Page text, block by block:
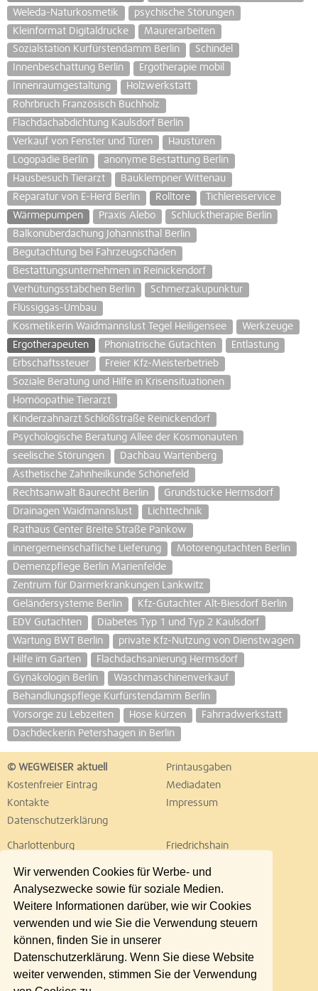
Wir verwenden Cookies für Werbe- und
Analysezwecke sowie für soziale Medien.
Weitere Informationen darüber, wie wir Cookies
verwenden und wie Sie die Verwendung steuern
können, finden Sie in unserer
Datenschutzerklärung. Wenn Sie diese Website
weiter verwenden, stimmen Sie der Verwendung
Weleda-Naturkosmetik
psychische Störungen
Kleinformat Digitaldrucke
Maurerarbeiten
Sozialstation Kurfürstendamm Berlin
Schindel
Innenbeschattung Berlin
Ergotherapie mobil
Innenraumgestaltung
Holzwerkstatt
Rohrbruch Französisch Buchholz
Flachdachabdichtung Kaulsdorf Berlin
Verkauf von Fenster und Türen
Haustüren
Logopädie Berlin
anonyme Bestattung Berlin
Hausbesuch Tierarzt
Bauklempner Wittenau
Reparatur von E-Herd Berlin
Rolltore
Tichlereiservice
Wärmepumpen
Praxis Alebo
Schlucktherapie Berlin
Balkonüberdachung Johannisthal Berlin
Begutachtung bei Fahrzeugschäden
Bestattungsunternehmen in Reinickendorf
Verhütungsstäbchen Berlin
Schmerzakupunktur
Flüssiggas-Umbau
Kosmetikerin Waidmannslust Tegel Heiligensee
Werkzeuge
Ergotherapeuten
Phoniatrische Gutachten
Entlastung
Erbschaftssteuer
Freier Kfz-Meisterbetrieb
Soziale Beratung und Hilfe in Krisensituationen
Homöopathie Tierarzt
Kinderzahnarzt Schloßstraße Reinickendorf
Psychologische Beratung Allee der Kosmonauten
seelische Störungen
Dachbau Wartenberg
Ästhetische Zahnheilkunde Schönefeld
Rechtsanwalt Baurecht Berlin
Grundstücke Hermsdorf
Drainagen Waidmannslust
Lichttechnik
Rathaus Center Breite Straße Pankow
innergemeinschafliche Lieferung
Motorengutachten Berlin
Demenzpflege Berlin Marienfelde
Zentrum für Darmerkrankungen Lankwitz
Geländersysteme Berlin
Kfz-Gutachter Alt-Biesdorf Berlin
EDV Gutachten
Diabetes Typ 1 und Typ 2 Kaulsdorf
Wartung BWT Berlin
private Kfz-Nutzung von Dienstwagen
Hilfe im Garten
Flachdachsanierung Hermsdorf
Gynäkologin Berlin
Waschmaschinenverkauf
Behandlungspflege Kurfürstendamm Berlin
Vorsorge zu Lebzeiten
Hose kürzen
Fahrradwerkstatt
Dachdeckerin Petershagen in Berlin
© WEGWEISER aktuell
Printausgaben
Kostenfreier Eintrag
Mediadaten
Kontakte
Impressum
Datenschutzerklärung
Charlottenburg
Friedrichshain
Lichtenberg
Marzahn
Neukölln
Pankow
Reinickendorf
Schöneberg
Spandau
Steglitz
Tempelhof